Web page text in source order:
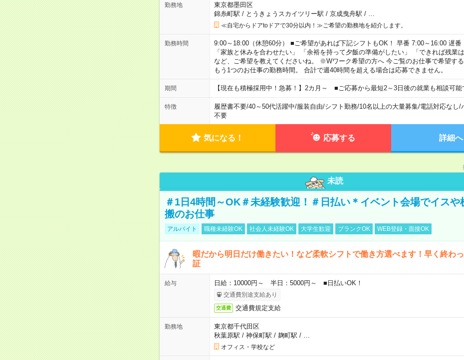
勤務地
東京都墨田区
錦糸町駅 / とうきょうスカイツリー駅 / 京成曳舟駅 /
≪自宅からドアtoドアで30分以内！≫ご希望の勤務地を紹介します。
勤務時間
9:00～18:00（休憩60分） ■ご希望があれば下記シフトもOK！ 早番 7:00～16:00 遅番
「家族と休みを合わせたい」 「余裕を持って夕飯の準備がしたい」 「できれば残業は
など、ご希望を教えてくださいね。 ※Wワーク希望の方へ 今ご覧のお仕事で希望する
もう1つのお仕事の勤務時間。 合計で週40時間を超える場合は応募できません。
期間 【現在も積極採用中！急募！】2カ月～ ■ご応募から最短2～3日後の就業も相談可能
特徴 履歴書不要/40～50代活躍中/服装自由/シフト勤務/10名以上の大量募集/電話対応なし/
不要
気になる！ 応募する 詳細へ
未読
＃1日4時間～OK＃未経験歓迎！＃日払い＊イベント会場でイスや
搬のお仕事
アルバイト 職種未経験OK 社会人未経験OK 大学生歓迎 ブランクOK WEB登録・面接OK
暇だから明日だけ働きたい！など柔軟シフトで働き方選べます！早く終わ
証
給与 日給：10000円～ 半日：5000円～ ■日払いOK！
交通費別途支給あり
交通費 交通費規定支給
勤務地
東京都千代田区
秋葉原駅 / 神保町駅 / 麹町駅 /
オフィス・学校など